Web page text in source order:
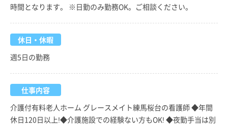
時間となります。 ※日勤のみ勤務OK。ご相談ください。
休日・休暇
週5日の勤務
仕事内容
介護付有料老人ホーム グレースメイト練馬桜台の看護師 ◆年間
休日120日以上!◆介護施設での経験ない方もOK! ◆夜勤手当は別